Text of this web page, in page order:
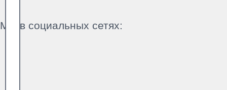
Мы в социальных сетях: